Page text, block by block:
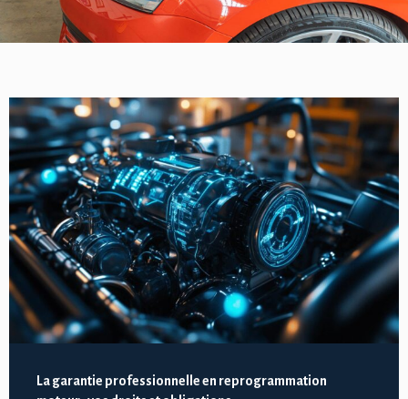
La garantie professionnelle en reprogrammation